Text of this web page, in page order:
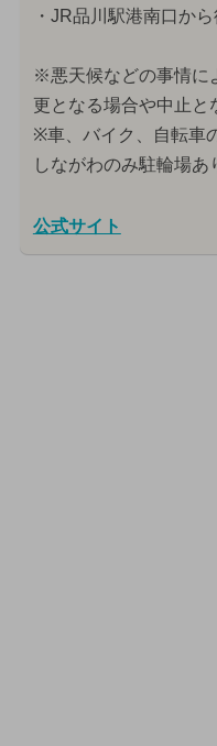
・JR品川駅港南口か
※悪天候などの事情に
更となる場合や中止と
※車、バイク、自転車
しながわのみ駐輪場あ
公式サイト